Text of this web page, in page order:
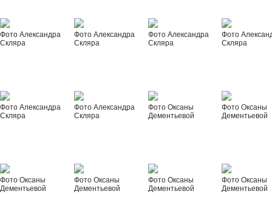
Фото Александра
Скляра
Фото Александра
Скляра
Фото Александра
Скляра
Фото
Скляра
Фото Александра
Скляра
Фото Александра
Скляра
Фото Оксаны
Дементьевой
Фото Оксаны
Дементьевой
Фото Оксаны
Дементьевой
Фото Оксаны
Дементьевой
Фото Оксаны
Дементьевой
Фото Оксаны
Дементьевой